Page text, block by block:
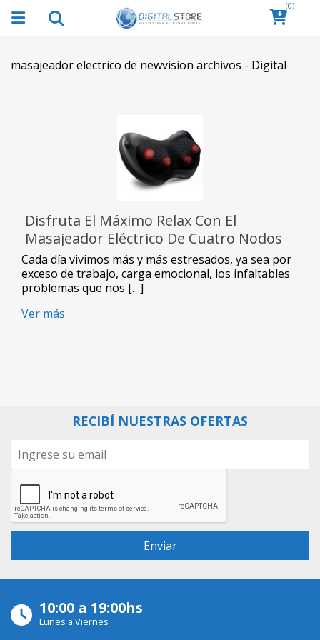
(0)
masajeador electrico de newvision archivos - Digital
Disfruta El Máximo Relax Con El
Masajeador Eléctrico De Cuatro Nodos
Newvision
Cada día vivimos más y más estresados, ya sea por
exceso de trabajo, carga emocional, los infaltables
problemas que nos […]
Ver más
RECIBÍ NUESTRAS OFERTAS
10:00 a 19:00hs
Lunes a Viernes